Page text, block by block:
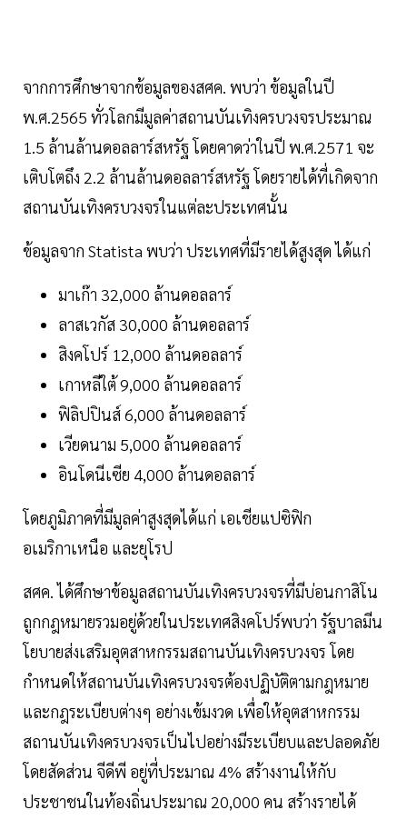
จากการศึกษาจากข้อมูลของสศค. พบว่า ข้อมูลในปี
พ.ศ.2565 ทั่วโลกมีมูลค่าสถานบันเทิงครบวงจรประมาณ
1.5 ล้านล้านดอลลาร์สหรัฐ โดยคาดว่าในปี พ.ศ.2571 จะ
เติบโตถึง 2.2 ล้านล้านดอลลาร์สหรัฐ โดยรายได้ที่เกิดจาก
สถานบันเทิงครบวงจรในแต่ละประเทศนั้น
ข้อมูลจาก Statista พบว่า ประเทศที่มีรายได้สูงสุด ได้แก่
มาเก๊า 32,000 ล้านดอลลาร์
ลาสเวกัส 30,000 ล้านดอลลาร์
สิงคโปร์ 12,000 ล้านดอลลาร์
เกาหลีใต้ 9,000 ล้านดอลลาร์
ฟิลิปปินส์ 6,000 ล้านดอลลาร์
เวียดนาม 5,000 ล้านดอลลาร์
อินโดนีเซีย 4,000 ล้านดอลลาร์
โดยภูมิภาคที่มีมูลค่าสูงสุดได้แก่ เอเชียแปซิฟิก
อเมริกาเหนือ และยุโรป
สศค. ได้ศึกษาข้อมูลสถานบันเทิงครบวงจรที่มีบ่อนกาสิโน
ถูกกฎหมายรวมอยู่ด้วยในประเทศสิงคโปร์พบว่า รัฐบาลมีน
โยบายส่งเสริมอุตสาหกรรมสถานบันเทิงครบวงจร โดย
กำหนดให้สถานบันเทิงครบวงจรต้องปฏิบัติตามกฎหมาย
และกฎระเบียบต่างๆ อย่างเข้มงวด เพื่อให้อุตสาหกรรม
สถานบันเทิงครบวงจรเป็นไปอย่างมีระเบียบและปลอดภัย
โดยสัดส่วน จีดีพี อยู่ที่ประมาณ 4% สร้างงานให้กับ
ประชาชนในท้องถิ่นประมาณ 20,000 คน สร้างรายได้